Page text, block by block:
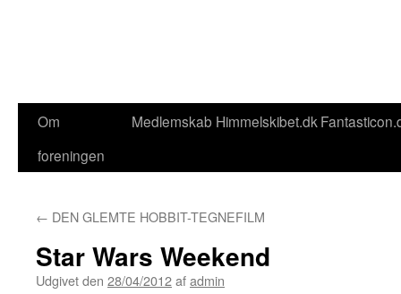
Om
foreningen
Medlemskab Himmelskibet.dk
← DEN GLEMTE HOBBIT-TEGNEFILM
Star Wars Weekend
Udgivet den 28/04/2012afadmin